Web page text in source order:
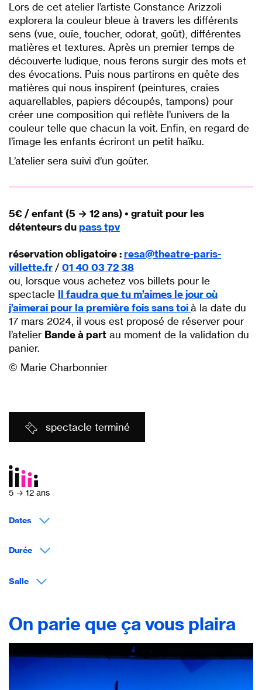
Lors de cet atelier l’artiste Constance Arizzoli
explorera la couleur bleue à travers les différents
sens (vue, ouïe, toucher, odorat, goût), différentes
matières et textures. Après un premier temps de
découverte ludique, nous ferons surgir des mots et
des évocations. Puis nous partirons en quête des
matières qui nous inspirent (peintures, craies
aquarellables, papiers découpés, tampons) pour
créer une composition qui reflète l’univers de la
couleur telle que chacun la voit. Enfin, en regard de
l’image les enfants écriront un petit haïku.
L’atelier sera suivi d’un goûter.
5€ / enfant (5 → 12 ans) • gratuit pour les
détenteurs dupass tpv
réservation obligatoire :resa@theatre-paris-
villette.fr/01 40 03 72 38
ou, lorsque vous achetez vos billets pour le
spectacle Il faudra que tu m’aimes le jour où
j’aimerai pour la première fois sans toià la date du
17 mars 2024, il vous est proposé de réserver pour
l’atelier Bande à part au moment de la validation du
panier.
© Marie Charbonnier
spectacle terminé
5 → 12 ans
Dates
Durée
Salle
On parie que ça vous plaira